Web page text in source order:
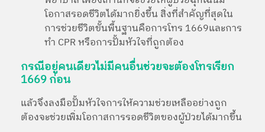
โอกาสรอดชีวิตได้มากยิ่งขึ้น สิ่งที่สำคัญที่สุดใน
การช่วยชีวิตขั้นพื้นฐานคือการโทร 1669และการ
ทำ CPR หรือการปั้มหัวใจที่ถูกต้อง
กรณีอยู่คนเดียวไม่มีคนอื่นช่วยจะต้องโทรเรียก
1669 ก่อน
แล้วจึงลงมือปั้มหัวใจการให้ความช่วยเหลืออย่างถูก
ต้องจะช่วยเพิ่มโอกาสการรอดชีวิตของผู้ป่วยได้มากขึ้น